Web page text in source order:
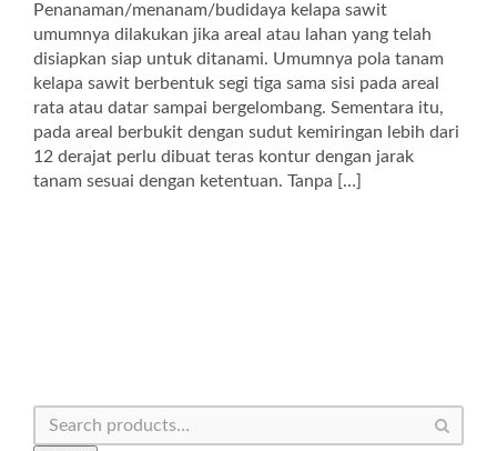
Penanaman/menanam/budidaya kelapa sawit
umumnya dilakukan jika areal atau lahan yang telah
disiapkan siap untuk ditanami. Umumnya pola tanam
kelapa sawit berbentuk segi tiga sama sisi pada areal
rata atau datar sampai bergelombang. Sementara itu,
pada areal berbukit dengan sudut kemiringan lebih dari
12 derajat perlu dibuat teras kontur dengan jarak
tanam sesuai dengan ketentuan. Tanpa […]